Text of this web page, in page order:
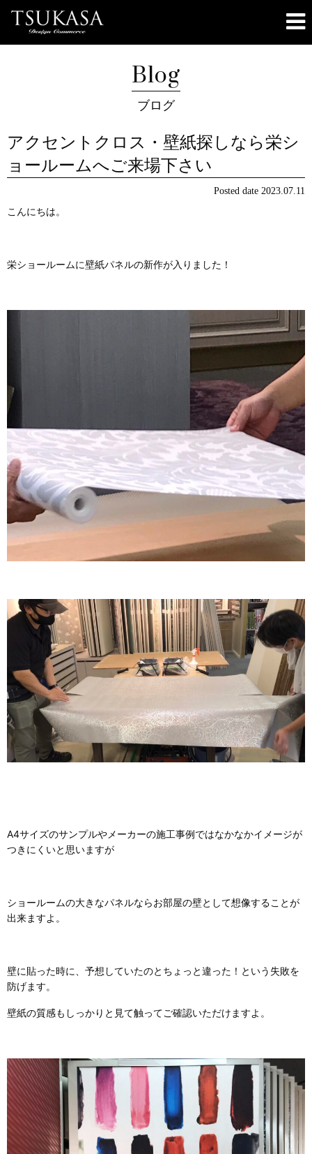
Blog
ブログ
アクセントクロス・壁紙探しなら栄シ
ョールームへご来場下さい
Posted date 2023.07.11
こんにちは。
栄ショールームに壁紙パネルの新作が入りました！
A4サイズのサンプルやメーカーの施工事例ではなかなかイメージが
つきにくいと思いますが
ショールームの大きなパネルならお部屋の壁として想像することが
出来ますよ。
壁に貼った時に、予想していたのとちょっと違った！という失敗を
防げます。
壁紙の質感もしっかりと見て触ってご確認いただけますよ。